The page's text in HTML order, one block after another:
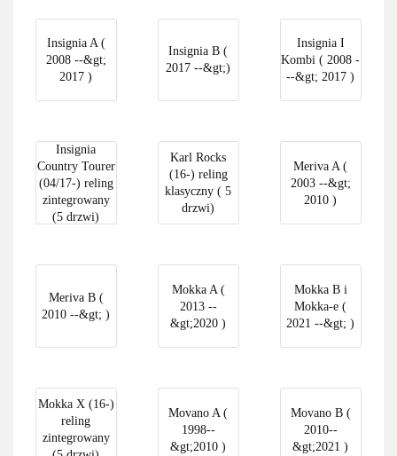
Insignia A (
2008 --&gt;
2017 )
Insignia B (
2017 --&gt;)
Insignia I
Kombi ( 2008 -
--&gt; 2017 )
Insignia
Country Tourer
(04/17-) reling
zintegrowany
(5 drzwi)
Karl Rocks
(16-) reling
klasyczny ( 5
drzwi)
Meriva A (
2003 --&gt;
2010 )
Meriva B (
2010 --&gt; )
Mokka A (
2013 --
&gt;2020 )
Mokka B i
Mokka-e (
2021 --&gt; )
Mokka X (16-)
reling
zintegrowany
Movano A (
1998--
&gt;2010 )
Movano B (
2010--
&gt;2021 )